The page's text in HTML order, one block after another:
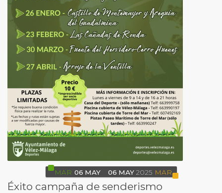
MAR 06 MAY 06 MAY 2025 MAR
Éxito campaña de senderismo